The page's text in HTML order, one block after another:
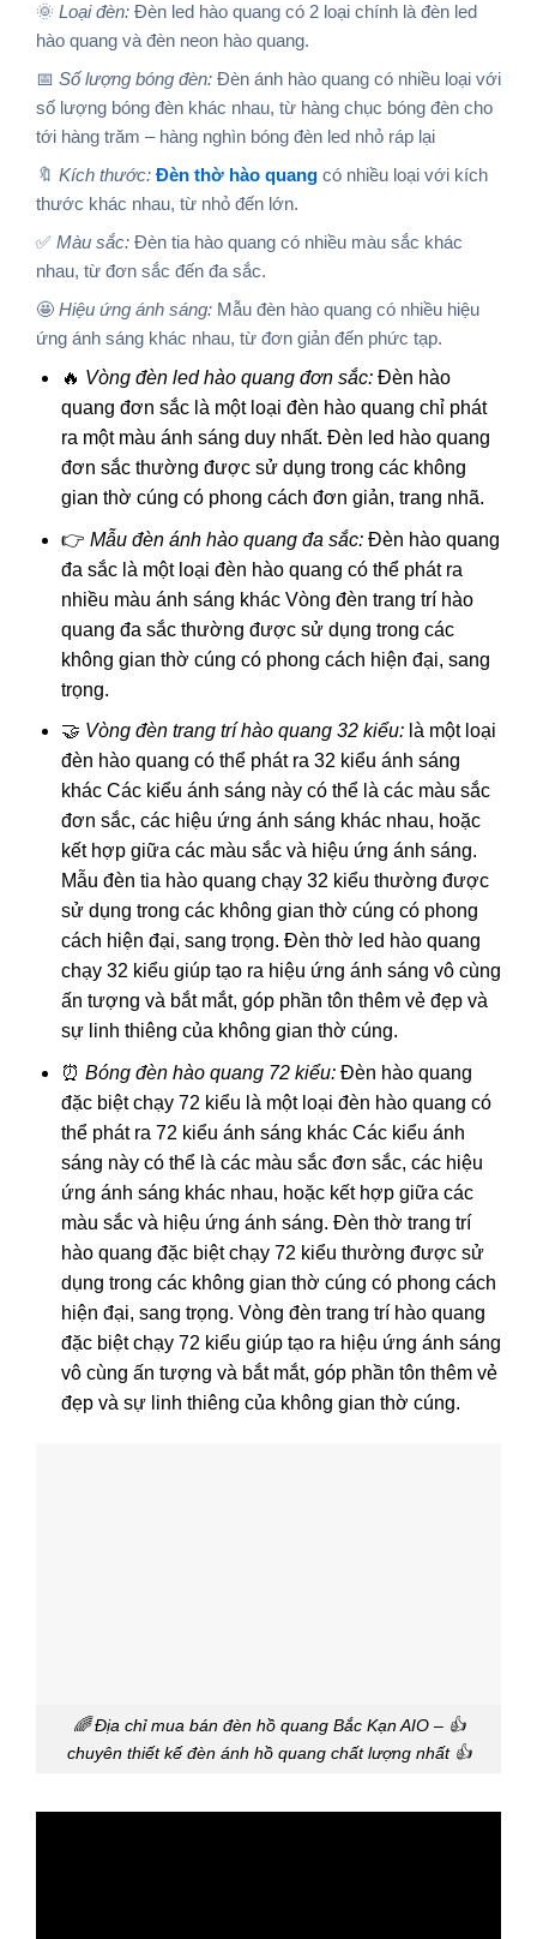
🌞 Loại đèn: Đèn led hào quang có 2 loại chính là đèn led
hào quang và đèn neon hào quang.
📅 Số lượng bóng đèn: Đèn ánh hào quang có nhiều loại với
số lượng bóng đèn khác nhau, từ hàng chục bóng đèn cho
tới hàng trăm – hàng nghìn bóng đèn led nhỏ ráp lại
🔖 Kích thước: Đèn thờ hào quang có nhiều loại với kích
thước khác nhau, từ nhỏ đến lớn.
✅ Màu sắc: Đèn tia hào quang có nhiều màu sắc khác
nhau, từ đơn sắc đến đa sắc.
🤩 Hiệu ứng ánh sáng: Mẫu đèn hào quang có nhiều hiệu
ứng ánh sáng khác nhau, từ đơn giản đến phức tạp.
🔥 Vòng đèn led hào quang đơn sắc:Đèn hào
quang đơn sắc là một loại đèn hào quang chỉ phát
ra một màu ánh sáng duy nhất. Đèn led hào quang
đơn sắc thường được sử dụng trong các không
gian thờ cúng có phong cách đơn giản, trang nhã.
👉 Mẫu đèn ánh hào quang đa sắc:Đèn hào quang
đa sắc là một loại đèn hào quang có thể phát ra
nhiều màu ánh sáng khác Vòng đèn trang trí hào
quang đa sắc thường được sử dụng trong các
không gian thờ cúng có phong cách hiện đại, sang
trọng.
🤝 Vòng đèn trang trí hào quang 32 kiểu:là một loại
đèn hào quang có thể phát ra 32 kiểu ánh sáng
khác Các kiểu ánh sáng này có thể là các màu sắc
đơn sắc, các hiệu ứng ánh sáng khác nhau, hoặc
kết hợp giữa các màu sắc và hiệu ứng ánh sáng.
Mẫu đèn tia hào quang chạy 32 kiểu thường được
sử dụng trong các không gian thờ cúng có phong
cách hiện đại, sang trọng. Đèn thờ led hào quang
chạy 32 kiểu giúp tạo ra hiệu ứng ánh sáng vô cùng
ấn tượng và bắt mắt, góp phần tôn thêm vẻ đẹp và
sự linh thiêng của không gian thờ cúng.
⏰ Bóng đèn hào quang 72 kiểu:Đèn hào quang
đặc biệt chạy 72 kiểu là một loại đèn hào quang có
thể phát ra 72 kiểu ánh sáng khác Các kiểu ánh
sáng này có thể là các màu sắc đơn sắc, các hiệu
ứng ánh sáng khác nhau, hoặc kết hợp giữa các
màu sắc và hiệu ứng ánh sáng. Đèn thờ trang trí
hào quang đặc biệt chạy 72 kiểu thường được sử
dụng trong các không gian thờ cúng có phong cách
hiện đại, sang trọng. Vòng đèn trang trí hào quang
đặc biệt chạy 72 kiểu giúp tạo ra hiệu ứng ánh sáng
vô cùng ấn tượng và bắt mắt, góp phần tôn thêm vẻ
đẹp và sự linh thiêng của không gian thờ cúng.
🌈 Địa chỉ mua bán đèn hồ quang Bắc Kạn AIO – 👍
chuyên thiết kế đèn ánh hồ quang chất lượng nhất 👍